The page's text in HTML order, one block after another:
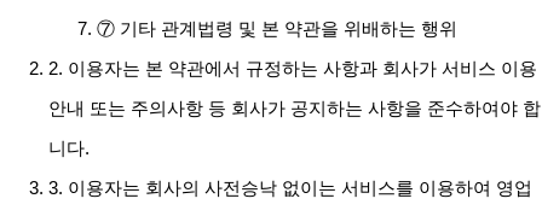
⑦ 기타 관계법령 및 본 약관을 위배하는 행위
2. 이용자는 본 약관에서 규정하는 사항과 회사가 서비스 이용
안내 또는 주의사항 등 회사가 공지하는 사항을 준수하여야 합
니다.
3. 이용자는 회사의 사전승낙 없이는 서비스를 이용하여 영업